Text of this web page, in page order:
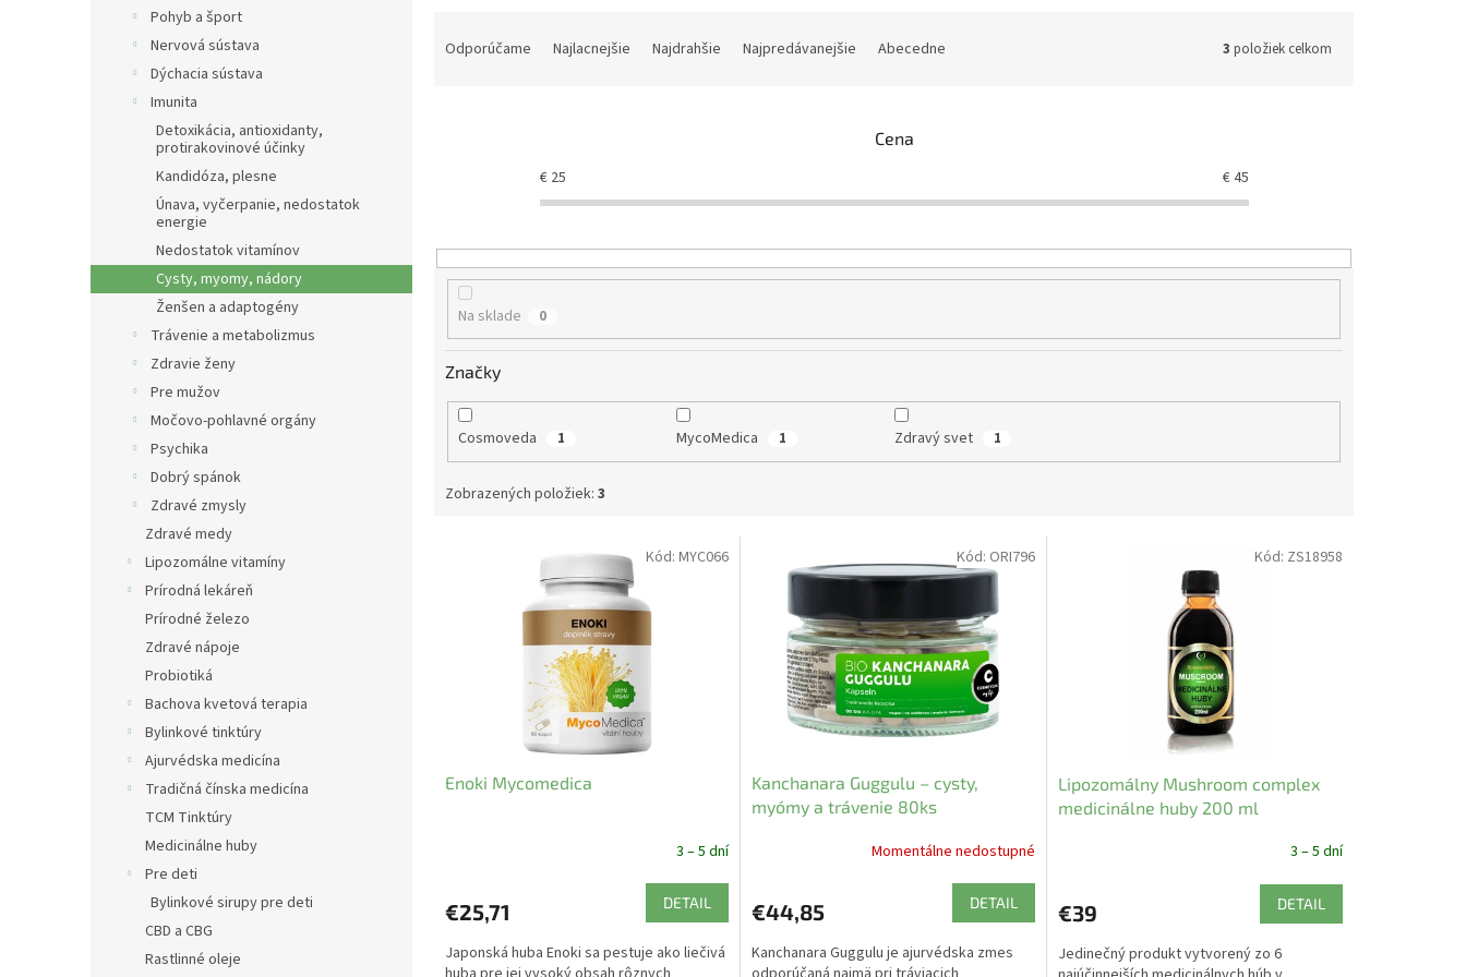
Pohyb a šport
Nervová sústava
Dýchacia sústava
Imunita
Detoxikácia, antioxidanty,
protirakovinové účinky
Kandidóza, plesne
Únava, vyčerpanie, nedostatok
energie
Nedostatok vitamínov
Cysty, myomy, nádory
Ženšen a adaptogény
Trávenie a metabolizmus
Zdravie ženy
Pre mužov
Močovo-pohlavné orgány
Psychika
Dobrý spánok
Zdravé zmysly
Zdravé medy
Lipozomálne vitamíny
Prírodná lekáreň
Prírodné železo
Zdravé nápoje
Probiotiká
Bachova kvetová terapia
Bylinkové tinktúry
Ajurvédska medicína
Tradičná čínska medicína
TCM Tinktúry
Medicinálne huby
Pre deti
Bylinkové sirupy pre deti
CBD a CBG
Rastlinné oleje
d
Odporúčame Najlacnejšie Najdrahšie Najpredávanejšie Abecedne 3 položiek celkom
Cena
€ 25 €45
Na sklade 0
Značky
Cosmoveda 1 MycoMedica 1 Zdravý svet 1
Zobrazených položiek: 3
Enoki Mycomedica
3 – 5 dní
€25,71 DETAIL
Japonská huba Enoki sa pestuje ako liečivá
Kód: MYC066
Kanchanara Guggulu – cysty,
myómy a trávenie 80ks
Momentálne nedostupné
€44,85 DETAIL
Kanchanara Guggulu je ajurvédska zmes
Kód: ORI796
Lipozomálny Mushroom complex
medicinálne huby 200 ml
3 – 5 dní
€39 DETAIL
Jedinečný produkt vytvorený zo 6
Kód: ZS18958